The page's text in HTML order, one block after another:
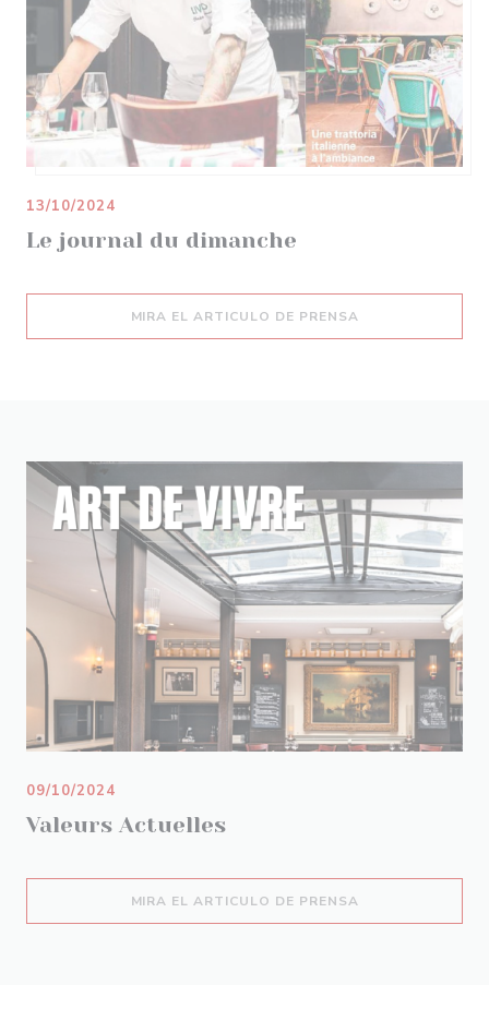
Le journal du dimanche
13/10/2024
MIRA EL ARTICULO DE PRENSA
Valeurs Actuelles
09/10/2024
MIRA EL ARTICULO DE PRENSA((ABRE EN UNA